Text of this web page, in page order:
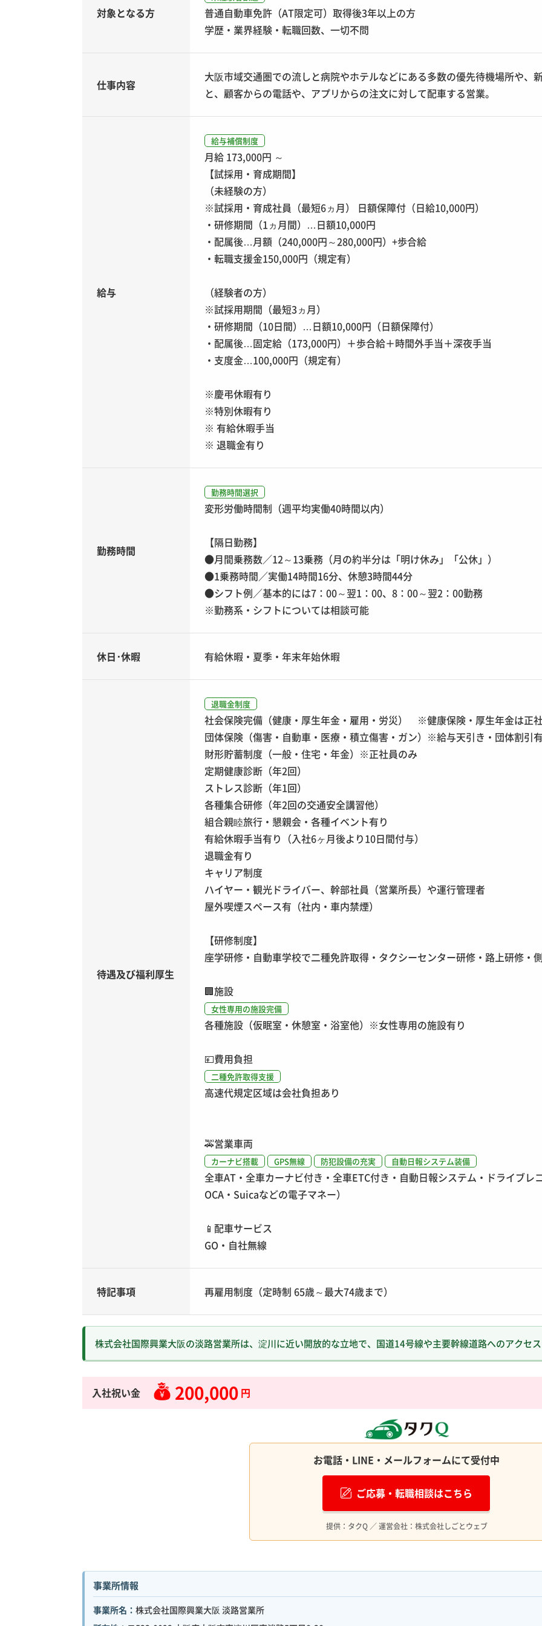
対象となる方
普通自動車免許（AT限定可）取得後3年以上の方
学歴・業界経験・転職回数、一切不問
仕事内容
大阪市域交通圏での流しと病院やホテルなどにある多数の優先待機場所や、
と、顧客からの電話や、アプリからの注文に対して配車する営業。
給与
給与補償制度
月給 173,000円 ～
【試採用・育成期間】
（未経験の方）
※試採用・育成社員（最短6ヵ月） 日額保障付（日給10,000円）
・研修期間（1ヵ月間）…日額10,000円
・配属後…月額（240,000円～280,000円）+歩合給
・転職支援金150,000円（規定有）
（経験者の方）
※試採用期間（最短3ヵ月）
・研修期間（10日間）…日額10,000円（日額保障付）
・配属後…固定給（173,000円）＋歩合給＋時間外手当＋深夜手当
・支度金…100,000円（規定有）
※慶弔休暇有り
※特別休暇有り
※ 有給休暇手当
※ 退職金有り
勤務時間
勤務時間選択
変形労働時間制（週平均実働40時間以内）
【隔日勤務】
●月間乗務数／12～13乗務（月の約半分は「明け休み」「公休」）
●1乗務時間／実働14時間16分、休憩3時間44分
●シフト例／基本的には7：00～翌1：00、8：00～翌2：00勤務
※勤務系・シフトについては相談可能
休日･休暇 有給休暇・夏季・年末年始休暇
待遇及び福利厚生
退職金制度
社会保険完備（健康・厚生年金・雇用・労災） ※健康保険・厚生年金は正
団体保険（傷害・自動車・医療・積立傷害・ガン）※給与天引き・団体割引
財形貯蓄制度（一般・住宅・年金）※正社員のみ
定期健康診断（年2回）
ストレス診断（年1回）
各種集合研修（年2回の交通安全講習他）
組合親睦旅行・懇親会・各種イベント有り
有給休暇手当有り（入社6ヶ月後より10日間付与）
退職金有り
キャリア制度
ハイヤー・観光ドライバー、幹部社員（営業所長）や運行管理者
屋外喫煙スペース有（社内・車内禁煙）
【研修制度】
座学研修・自動車学校で二種免許取得・タクシーセンター研修・路上研修・
🏢施設
女性専用の施設完備
各種施設（仮眠室・休憩室・浴室他）※女性専用の施設有り
💴費用負担
二種免許取得支援
高速代規定区域は会社負担あり
🚕営業車両
カーナビ搭載 GPS無線 防犯設備の充実 自動日報システム装備
全車AT・全車カーナビ付き・全車ETC付き・自動日報システム・ドライブ
OCA・Suicaなどの電子マネー）
📱 配車サービス
GO・自社無線
特記事項 再雇用制度（定時制 65歳～最大74歳まで）
株式会社国際興業大阪の淡路営業所は、淀川に近い開放的な立地で、国道14号線や主要幹線道路へのアクセ
入社祝い金 200,000 円
お電話・LINE・メールフォームにて受付中
ご応募・転職相談はこちら
提供：タクQ ／ 運営会社：株式会社しごとウェブ
事業所情報
事業所名： 株式会社国際興業大阪 淡路営業所